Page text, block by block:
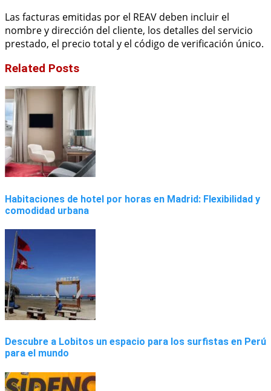
Las facturas emitidas por el REAV deben incluir el
nombre y dirección del cliente, los detalles del servicio
prestado, el precio total y el código de verificación único.
Related Posts
Habitaciones de hotel por horas en Madrid: Flexibilidad y
comodidad urbana
Descubre a Lobitos un espacio para los surfistas en Perú
para el mundo